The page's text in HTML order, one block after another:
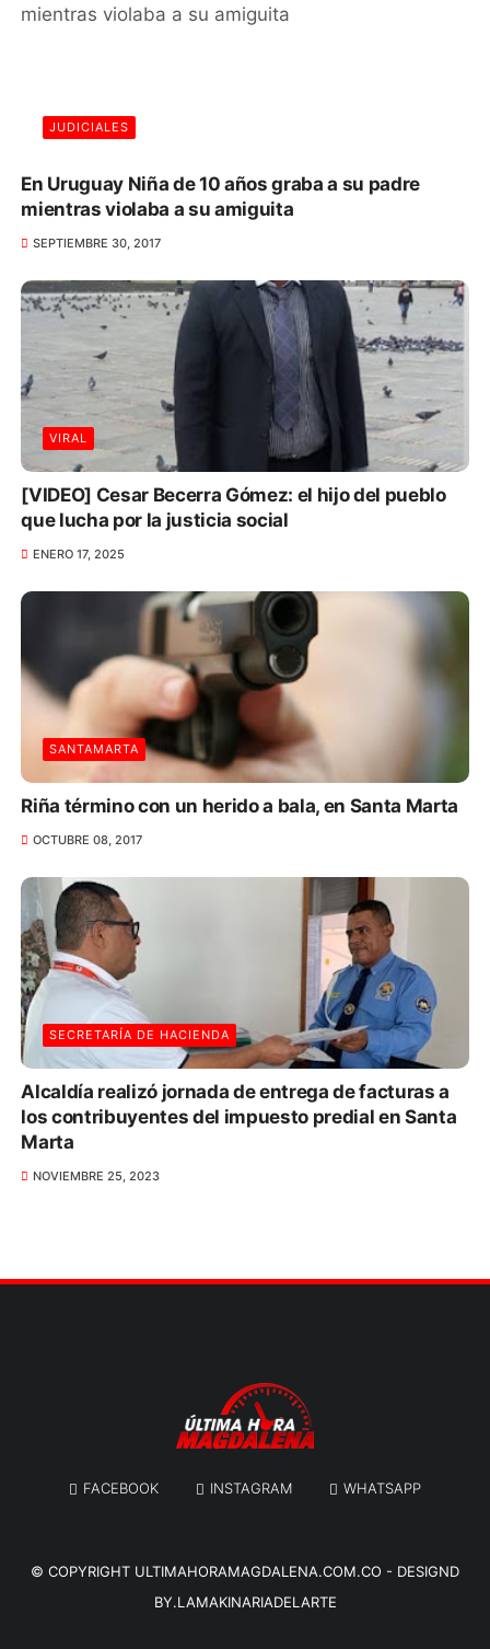
JUDICIALES
En Uruguay Niña de 10 años graba a su padre
mientras violaba a su amiguita
SEPTIEMBRE 30, 2017
VIRAL
[VIDEO] Cesar Becerra Gómez: el hijo del pueblo
que lucha por la justicia social
ENERO 17, 2025
SANTAMARTA
Riña término con un herido a bala, en Santa Marta
OCTUBRE 08, 2017
SECRETARÍA DE HACIENDA
Alcaldía realizó jornada de entrega de facturas a
los contribuyentes del impuesto predial en Santa
Marta
NOVIEMBRE 25, 2023
FACEBOOK INSTAGRAM WHATSAPP
© COPYRIGHT ULTIMAHORAMAGDALENA.COM.CO - DESIGND
BY.LAMAKINARIADELARTE